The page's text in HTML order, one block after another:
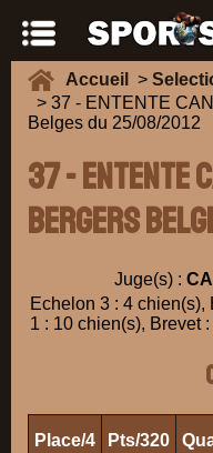
Accueil >
> 37 - ENTENTE
Belges du 25/08/2012
37 - ENTENTE
Bergers
Juge(s) :
Echelon 3 : 4
1 : 10 chien(s), Brevet
Place/4 Pts/320